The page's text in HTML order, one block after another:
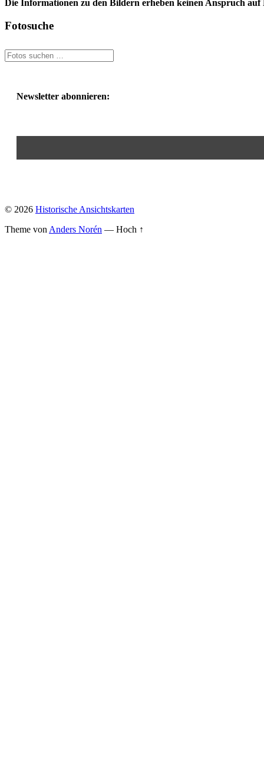
Die Informationen zu den Bildern erheben keinen Anspruch
Fotosuche
Newsletter abonnieren:
© 2026 Historische Ansichtskarten
Theme von Anders Norén — Hoch ↑